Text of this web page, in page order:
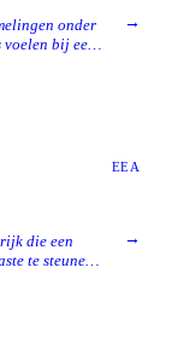
onder
bij een
EEA
→
die een
te steunen
→